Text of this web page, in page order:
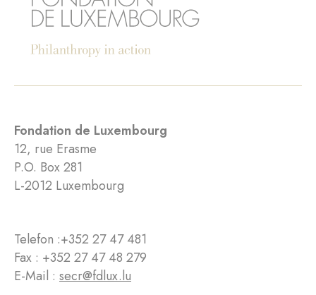
Fondation de Luxembourg
12, rue Erasme
P.O. Box 281
L-2012 Luxembourg
Telefon :+352 27 47 481
Fax : +352 27 47 48 279
E-Mail : secr@fdlux.lu